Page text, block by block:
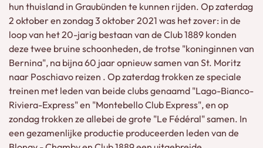
hun thuisland in Graubünden te kunnen rijden. Op zaterdag
2 oktober en zondag 3 oktober 2021 was het zover: in de
loop van het 20-jarig bestaan van de Club 1889 konden
deze twee bruine schoonheden, de trotse "koninginnen van
Bernina", na bijna 60 jaar opnieuw samen van St. Moritz
naar Poschiavo reizen . Op zaterdag trokken ze speciale
treinen met leden van beide clubs genaamd "Lago-Bianco-
Riviera-Express" en "Montebello Club Express", en op
zondag trokken ze allebei de grote "Le Fédéral" samen. In
een gezamenlijke productie produceerden leden van de